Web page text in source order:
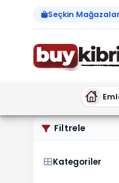
Seçkin Mağazalar
Filtrele
Kategoriler